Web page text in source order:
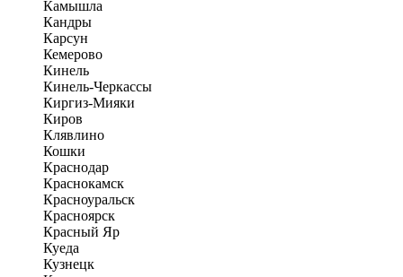
Камышла
Кандры
Карсун
Кемерово
Кинель
Кинель-Черкассы
Киргиз-Мияки
Киров
Клявлино
Кошки
Краснодар
Краснокамск
Красноуральск
Красноярск
Красный Яр
Куеда
Кузнецк